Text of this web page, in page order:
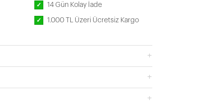
✓ 14 Gün Kolay İade
✓ 1.000 TL Üzeri Ücretsiz Kargo